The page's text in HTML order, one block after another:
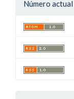
Número actual